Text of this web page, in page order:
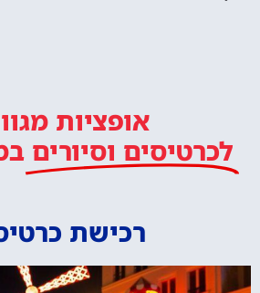
אופציות
לכרטיסים וסיורים
רכישת